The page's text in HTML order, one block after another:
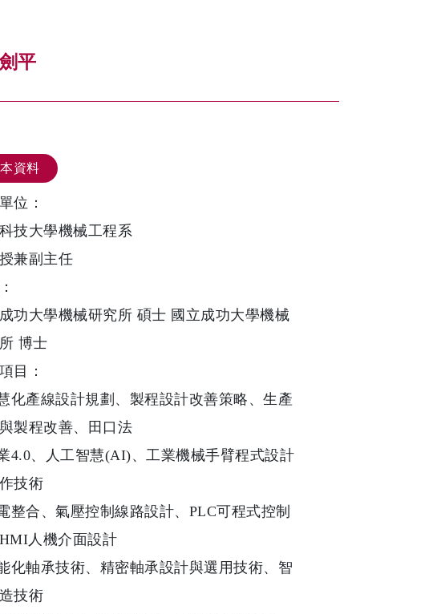
平
資料
位：
技大學機械工程系
兼副主任
功大學機械研究所 碩士 國立成功大學機械
博士
目：
化產線設計規劃、製程設計改善策略、生產
製程改善、田口法
4.0、人工智慧(AI)、工業機械手臂程式設計
技術
整合、氣壓控制線路設計、PLC可程式控制
人機介面設計
化軸承技術、精密軸承設計與選用技術、智
技術